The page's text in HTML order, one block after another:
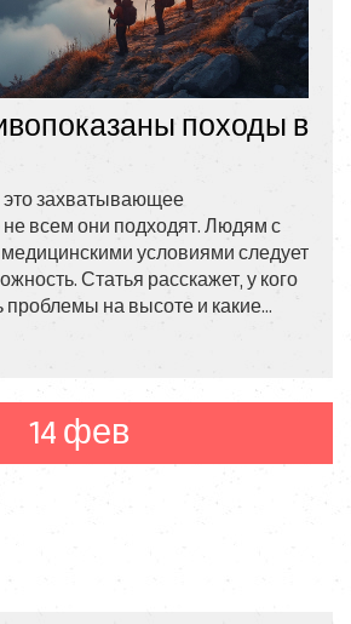
походы в
захватывающее
всем они подходят. Людям с
условиями следует
Статья расскажет, у кого
проблемы на высоте и какие
неприятностей.
риски и способы их
14 фев